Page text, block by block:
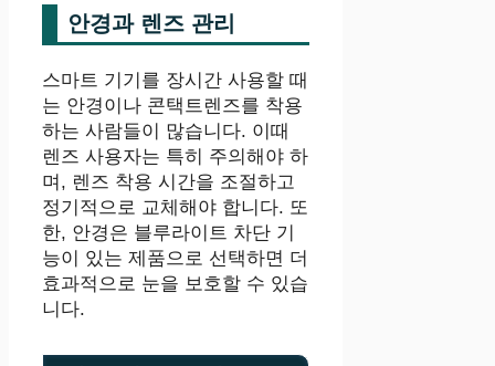
안경과 렌즈 관리
스마트 기기를 장시간 사용할 때
는 안경이나 콘택트렌즈를 착용
하는 사람들이 많습니다. 이때
렌즈 사용자는 특히 주의해야 하
며, 렌즈 착용 시간을 조절하고
정기적으로 교체해야 합니다. 또
한, 안경은 블루라이트 차단 기
능이 있는 제품으로 선택하면 더
효과적으로 눈을 보호할 수 있습
니다.